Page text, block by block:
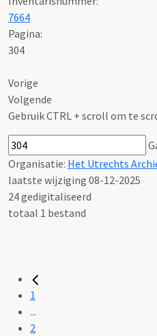
7664
Pagina:
304
Vorige
Volgende
Gebruik CTRL + scroll om te
Organisatie: Het Utrechts
laatste wijziging 08-12-2025
24 gedigitaliseerd
totaal 1 bestand
1
...
2